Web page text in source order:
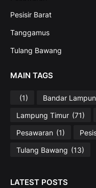
Pesisir Barat
Tanggamus
Tulang Bawang
MAIN TAGS
(1) Bandar
Lampung Timur (71)
Pesawaran (1)
Tulang Bawang (13)
LATEST POSTS